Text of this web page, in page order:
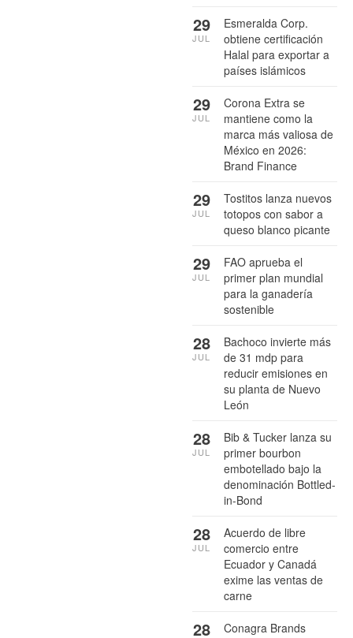
Esmeralda Corp.
obtiene certificación
Halal para exportar a
países islámicos
29
JUL
Corona Extra se
mantiene como la
marca más valiosa de
México en 2026:
Brand Finance
29
JUL
Tostitos lanza nuevos
totopos con sabor a
queso blanco picante
29
JUL
FAO aprueba el
primer plan mundial
para la ganadería
sostenible
29
JUL
Bachoco invierte más
de 31 mdp para
reducir emisiones en
su planta de Nuevo
León
28
JUL
Bib & Tucker lanza su
primer bourbon
embotellado bajo la
denominación Bottled-
in-Bond
28
JUL
Acuerdo de libre
comercio entre
Ecuador y Canadá
exime las ventas de
carne
28
JUL
Conagra Brands
28